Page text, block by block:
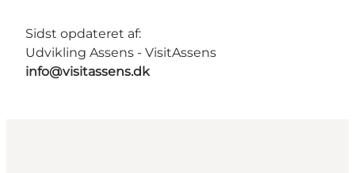
Sidst opdateret af:
Udvikling Assens - VisitAssens
info@visitassens.dk